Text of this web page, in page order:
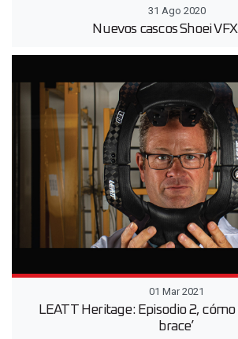
31 Ago 2020
Nuevos cascos Shoei
01 Mar 2021
LEATT Heritage: Episodio 2, cómo
brace’